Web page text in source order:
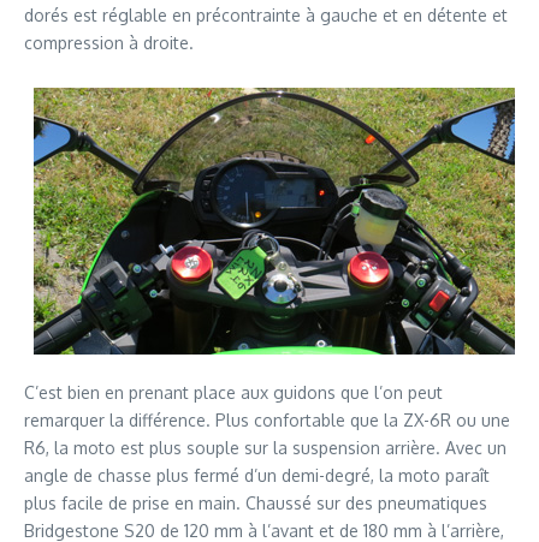
dorés est réglable en précontrainte à gauche et en détente et
compression à droite.
C’est bien en prenant place aux guidons que l’on peut
remarquer la différence. Plus confortable que la ZX-6R ou une
R6, la moto est plus souple sur la suspension arrière. Avec un
angle de chasse plus fermé d’un demi-degré, la moto paraît
plus facile de prise en main. Chaussé sur des pneumatiques
Bridgestone S20 de 120 mm à l’avant et de 180 mm à l’arrière,